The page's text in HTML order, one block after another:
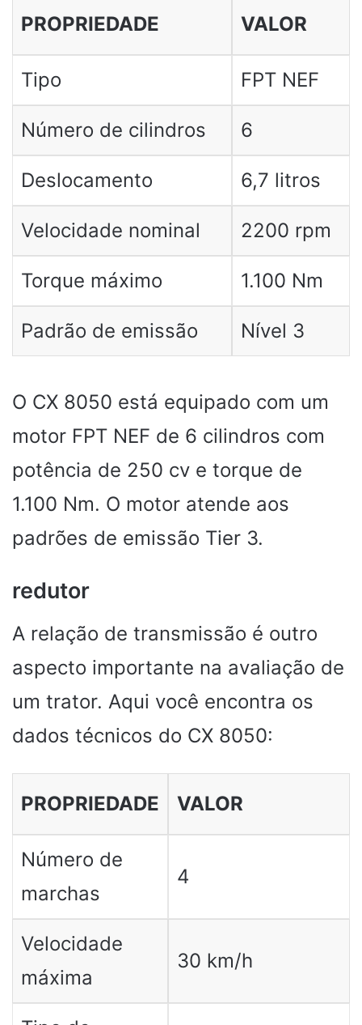
PROPRIEDADE VALOR
Tipo FPT NEF
Número de cilindros 6
Deslocamento 6,7 litros
Velocidade nominal 2200 rpm
Torque máximo 1.100 Nm
Padrão de emissão Nível 3
O CX 8050 está equipado com um
motor FPT NEF de 6 cilindros com
potência de 250 cv e torque de
1.100 Nm. O motor atende aos
padrões de emissão Tier 3.
redutor
A relação de transmissão é outro
aspecto importante na avaliação de
um trator. Aqui você encontra os
dados técnicos do CX 8050:
PROPRIEDADE VALOR
Número de
marchas
4
Velocidade
máxima
30 km/h